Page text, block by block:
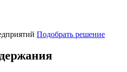
Подобрать решение